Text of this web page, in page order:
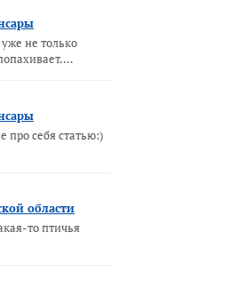
не только
про себя статью:)
области
то птичья